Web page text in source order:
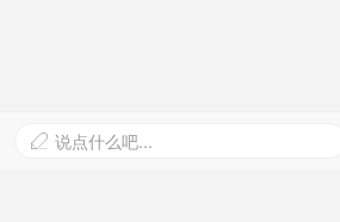
 说点什么吧...